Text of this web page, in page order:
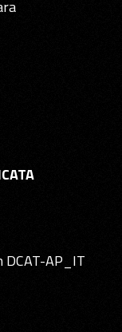
AP_IT